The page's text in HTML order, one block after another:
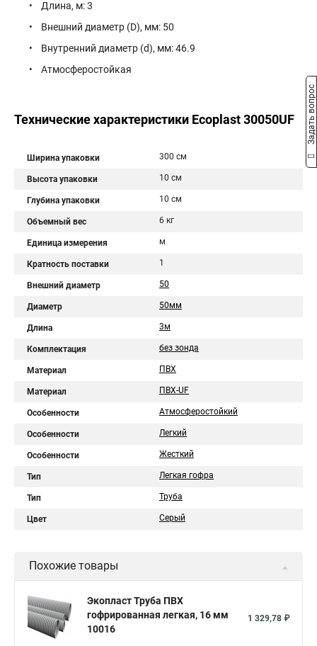
• Длина, м: 3
• Внешний диаметр (D), мм: 50
• Внутренний диаметр (d), мм: 46.9
• Атмосферостойкая
Технические характеристики Ecoplast 30050UF
Ширина упаковки 300 см
Высота упаковки 10 см
Глубина упаковки 10 см
Объемный вес 6 кг
Единица измерения м
Кратность поставки 1
Внешний диаметр 50
Диаметр 50мм
Длина 3м
Комплектация без зонда
Материал ПВХ
Материал ПВХ-UF
Особенности Атмосферостойкий
Особенности Легкий
Особенности Жесткий
Тип Легкая гофра
Тип Труба
Цвет Серый
Похожие товары
Экопласт Труба ПВХ
гофрированная легкая, 16 мм
10016
1 329,78 ₽
Задать вопрос